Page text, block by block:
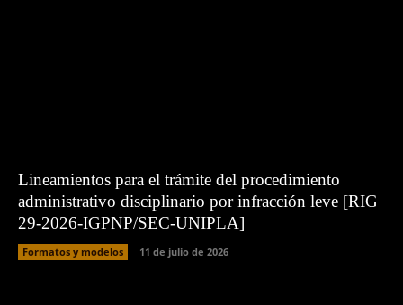
Lineamientos para el trámite del procedimiento
administrativo disciplinario por infracción leve [RIG
29-2026-IGPNP/SEC-UNIPLA]
Formatos y modelos 11 de julio de 2026